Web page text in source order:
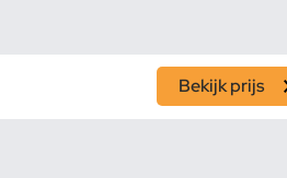
Bekijk prijs